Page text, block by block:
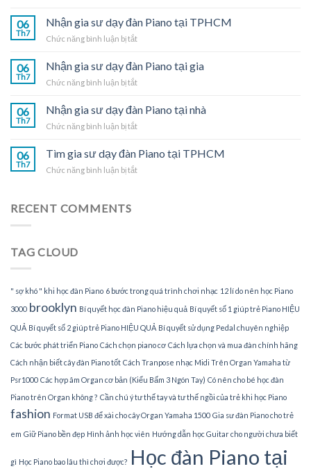
dạy
đàn
tại
06
Th7
Nhận gia sư dạy đàn Piano tại TPHCM
Chức năng bình luận bị tắtở
gia
sư
dạy
Piano
TPHCM
06
Th7
Nhận gia sư dạy đàn Piano tại gia
Chức năng bình luận bị tắtở
gia
sư
dạy
Piano
gia
06
Th7
Nhận gia sư dạy đàn Piano tại nhà
Chức năng bình luận bị tắtở
gia
sư
dạy
06
Th7
Tìm gia sư dạy đàn Piano tại TPHCM
Chức năng bình luận bị tắtở
RECENT COMMENTS
TAG CLOUD
" sợ khó " khi học đàn Piano 6 bước trong quá trình chơi nhạc 12 lí do nên học Piano
3000 brooklyn Bí quyết học đàn Piano hiệu quả Bí quyết số 1 giúp trẻ Piano HIỆU
QUẢ Bí quyết số 2 giúp trẻ Piano HIỆU QUẢ Bí quyết sử dụng Pedal chuyên nghiệp
Các bước phát triển Piano Cách chọn piano cơ Cách lựa chọn và mua đàn chính hãng
Cách nhận biết cây đàn Piano tốt Cách Tranpose nhạc Midi Trên Organ Yamaha từ
Psr1000 Các hợp âm Organ cơ bản (Kiểu Bấm 3 Ngón Tay) Có nên cho bé học đàn
Piano trên Organ không ? Cần chú ý tư thế tay và tư thế ngồi của trẻ khi học Piano
fashion Format USB để xài cho cây Organ Yamaha 1500 Gia sư đàn Piano cho trẻ
em Giữ Piano bền đẹp Hình ảnh học viên Hướng dẫn học Guitar cho người chưa biết
gì Học Piano bao lâu thì chơi được? Học đàn Piano tại